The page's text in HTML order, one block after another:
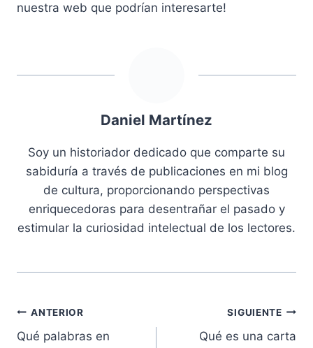
nuestra web que podrían interesarte!
Daniel Martínez
Soy un historiador dedicado que comparte su
sabiduría a través de publicaciones en mi blog
de cultura, proporcionando perspectivas
enriquecedoras para desentrañar el pasado y
estimular la curiosidad intelectual de los lectores.
Navegación
ANTERIOR
Qué palabras en
SIGUIENTE
Qué es una carta